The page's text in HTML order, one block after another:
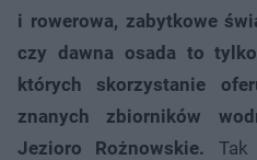
i rowerowa, zabytkowe
czy dawna osada to
których skorzystanie
znanych zbiorników
Jezioro Rożnowskie. Tak